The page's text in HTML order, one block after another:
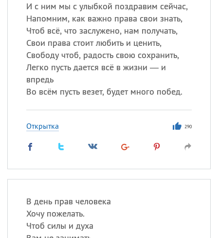
И с ним мы с улыбкой поздравим сейчас,
Напомним, как важно права свои знать,
Чтоб всё, что заслужено, нам получать,
Свои права стоит любить и ценить,
Свободу чтоб, радость свою сохранить,
Легко пусть дается всё в жизни — и
впредь
Во всём пусть везет, будет много побед.
Открытка 290
В день прав человека
Хочу пожелать.
Чтоб силы и духа